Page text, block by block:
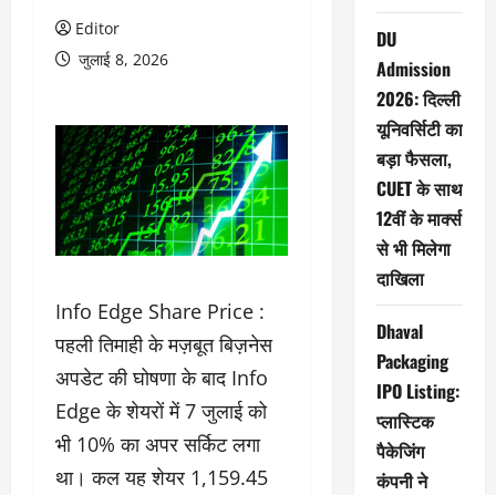
Editor
जुलाई 8, 2026
Info Edge Share Price :
पहली तिमाही के मज़बूत बिज़नेस
अपडेट की घोषणा के बाद Info
Edge के शेयरों में 7 जुलाई को
भी 10% का अपर सर्किट लगा
था। कल यह शेयर 1,159.45
DU
Admission
2026: दिल्ली
यूनिवर्सिटी का
बड़ा फैसला,
CUET के साथ
12वीं के मार्क्स
से भी मिलेगा
दाखिला
Dhaval
Packaging
IPO Listing:
प्लास्टिक
पैकेजिंग
कंपनी ने